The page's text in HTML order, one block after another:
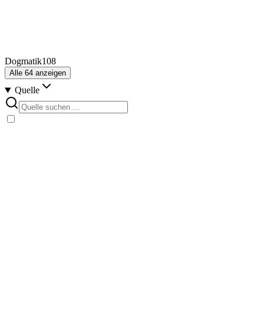
Dogmatik108
Alle 64 anzeigen
Quelle